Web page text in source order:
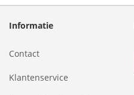
Informatie
Contact
Klantenservice